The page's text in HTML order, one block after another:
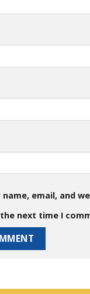
name, email, and
next time I